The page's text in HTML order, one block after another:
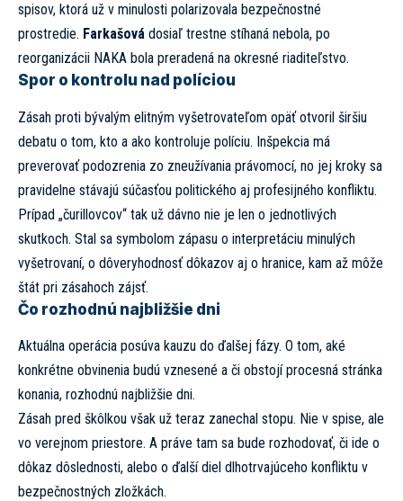
spisov, ktorá už v minulosti polarizovala bezpečnostné
prostredie. Farkašová dosiaľ trestne stíhaná nebola, po
reorganizácii NAKA bola preradená na okresné riaditeľstvo.
Spor o kontrolu nad políciou
Zásah proti bývalým elitným vyšetrovateľom opäť otvoril širšiu
debatu o tom, kto a ako kontroluje políciu. Inšpekcia má
preverovať podozrenia zo zneužívania právomocí, no jej kroky sa
pravidelne stávajú súčasťou politického aj profesijného konfliktu.
Prípad „čurillovcov“ tak už dávno nie je len o jednotlivých
skutkoch. Stal sa symbolom zápasu o interpretáciu minulých
vyšetrovaní, o dôveryhodnosť dôkazov aj o hranice, kam až môže
štát pri zásahoch zájsť.
Čo rozhodnú najbližšie dni
Aktuálna operácia posúva kauzu do ďalšej fázy. O tom, aké
konkrétne obvinenia budú vznesené a či obstojí procesná stránka
konania, rozhodnú najbližšie dni.
Zásah pred škôlkou však už teraz zanechal stopu. Nie v spise, ale
vo verejnom priestore. A práve tam sa bude rozhodovať, či ide o
dôkaz dôslednosti, alebo o ďalší diel dlhotrvajúceho konfliktu v
bezpečnostných zložkách.